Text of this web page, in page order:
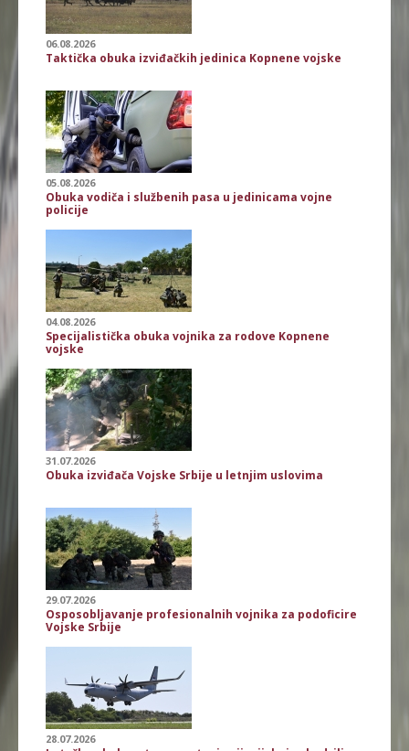
06.08.2026
Taktička obuka izviđačkih jedinica Kopnene vojske
05.08.2026
Obuka vodiča i službenih pasa u jedinicama vojne
policije
04.08.2026
Specijalistička obuka vojnika za rodove Kopnene
vojske
31.07.2026
Obuka izviđača Vojske Srbije u letnjim uslovima
29.07.2026
Osposobljavanje profesionalnih vojnika za podoficire
Vojske Srbije
28.07.2026